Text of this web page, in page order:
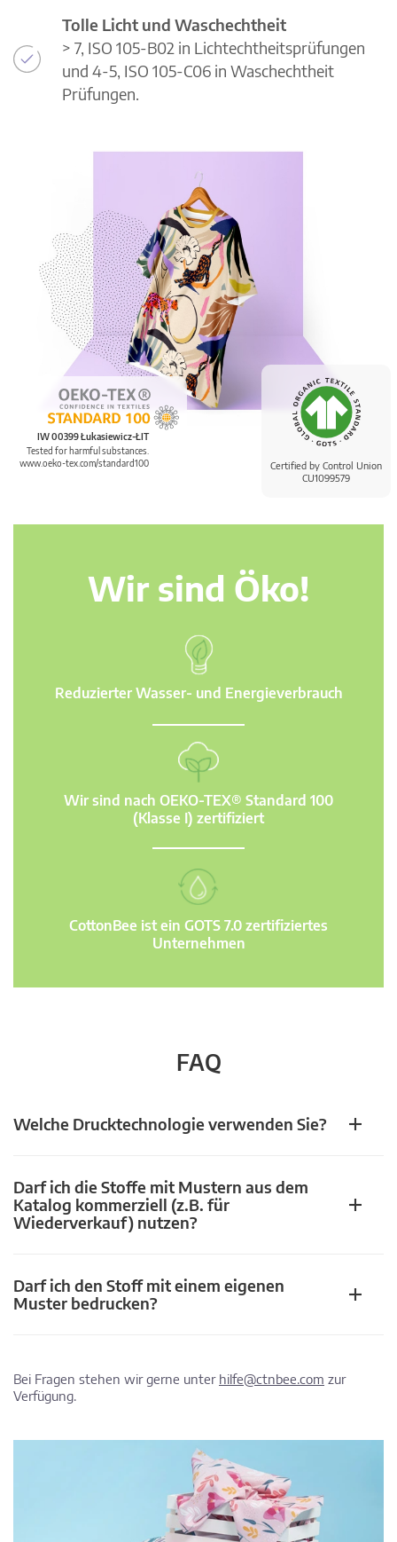
Certified by Control Union
CU1099579
IW 00399 Łukasiewicz-ŁIT
Tested for harmful substances.
www.oeko-tex.com/standard100
Tolle Licht und Waschechtheit
> 7, ISO 105-B02 in Lichtechtheitsprüfungen
und 4-5, ISO 105-C06 in Waschechtheit
Prüfungen.
Wir sind Öko!
Reduzierter Wasser- und Energieverbrauch
Wir sind nach OEKO-TEX® Standard 100
(Klasse I) zertifiziert
CottonBee ist ein GOTS 7.0 zertifiziertes
Unternehmen
FAQ
Welche Drucktechnologie verwenden Sie?
Darf ich die Stoffe mit Mustern aus dem
Katalog kommerziell (z.B. für
Wiederverkauf) nutzen?
Darf ich den Stoff mit einem eigenen
Muster bedrucken?
Bei Fragen stehen wir gerne unter hilfe@ctnbee.com zur
Verfügung.